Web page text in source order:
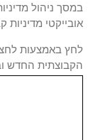
ניהול מדיניות
מדיניות קבוצתית.
באמצעות לחצן העכבר
החדש ובחר